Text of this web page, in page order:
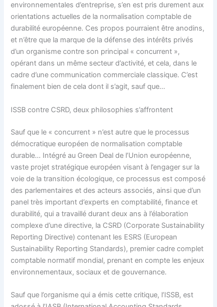
environnementales d’entreprise, s’en est pris durement aux
orientations actuelles de la normalisation comptable de
durabilité européenne. Ces propos pourraient être anodins,
et n’être que la marque de la défense des intérêts privés
d’un organisme contre son principal « concurrent »,
opérant dans un même secteur d’activité, et cela, dans le
cadre d’une communication commerciale classique. C’est
finalement bien de cela dont il s’agit, sauf que…
ISSB contre CSRD, deux philosophies s’affrontent
Sauf que le « concurrent » n’est autre que le processus
démocratique européen de normalisation comptable
durable… Intégré au Green Deal de l’Union européenne,
vaste projet stratégique européen visant à l’engager sur la
voie de la transition écologique, ce processus est composé
des parlementaires et des acteurs associés, ainsi que d’un
panel très important d’experts en comptabilité, finance et
durabilité, qui a travaillé durant deux ans à l’élaboration
complexe d’une directive, la CSRD (Corporate Sustainability
Reporting Directive) contenant les ESRS (European
Sustainability Reporting Standards), premier cadre complet
comptable normatif mondial, prenant en compte les enjeux
environnementaux, sociaux et de gouvernance.
Sauf que l’organisme qui a émis cette critique, l’ISSB, est